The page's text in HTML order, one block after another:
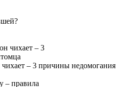
– 3 причины недомогания